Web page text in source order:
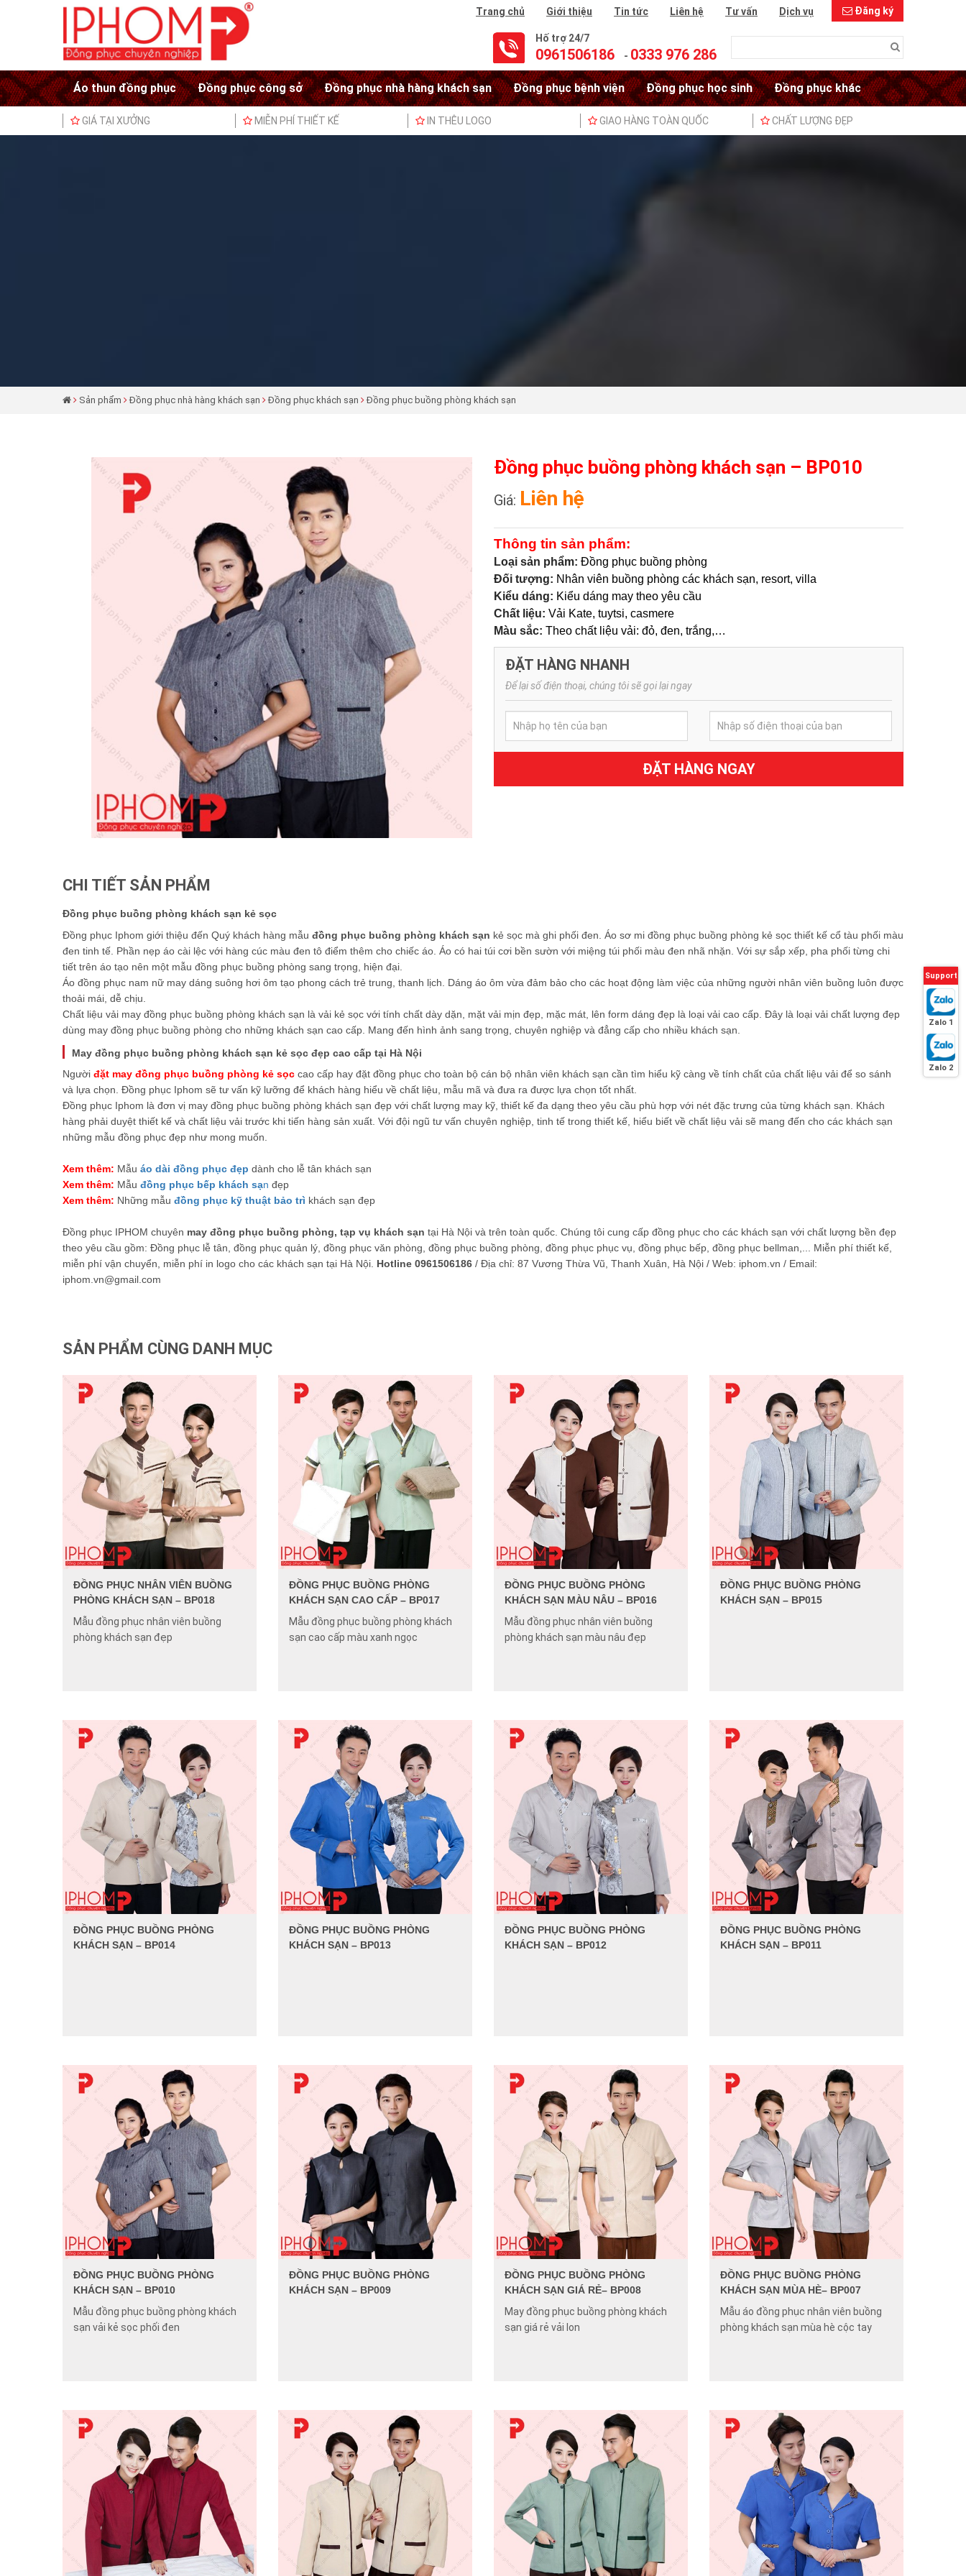
Đăng ký
Trang chủ Giới thiệu Tin tức Liên hệ Tư vấn Dịch vụ
Hố trợ 24/7
0961506186 - 0333 976 286
Áo thun đồng phục Đồng phục công sở Đồng phục nhà hàng khách sạn Đồng phục bệnh viện Đồng phục học sinh Đồng phục khác
GIÁ TẠI XƯỞNG MIỄN PHÍ THIẾT KẾ IN THÊU LOGO GIAO HÀNG TOÀN QUỐC CHẤT LƯỢNG ĐẸP
Sản phẩm Đồng phục nhà hàng khách sạn Đồng phục khách sạn Đồng phục buồng phòng khách sạn
Đồng phục buồng phòng khách sạn – BP010
Giá: Liên hệ
Thông tin sản phẩm:
Loại sản phẩm: Đồng phục buồng phòng
Đối tượng: Nhân viên buồng phòng các khách sạn, resort, villa
Kiểu dáng: Kiểu dáng may theo yêu cầu
Chất liệu: Vải Kate, tuytsi, casmere
Màu sắc: Theo chất liệu vải: đỏ, đen, trắng,…
ĐẶT HÀNG NHANH
Để lại số điện thoại, chúng tôi sẽ gọi lại ngay
ĐẶT HÀNG NGAY
CHI TIẾT SẢN PHẨM
Đồng phục buồng phòng khách sạn kẻ sọc
Đồng phục Iphom giới thiệu đến Quý khách hàng mẫu đồng phục buồng phòng khách sạn kẻ sọc mà ghi phối đen. Áo sơ mi đồng phục buồng phòng kẻ sọc thiết kế cổ tàu phối màu
đen tinh tế. Phần nẹp áo cài lệc với hàng cúc màu đen tô điểm thêm cho chiếc áo. Áo có hai túi cơi bền sườn với miệng túi phối màu đen nhã nhặn. Với sự sắp xếp, pha phối từng chi
tiết trên áo tạo nên một mẫu đồng phục buồng phòng sang trọng, hiện đại.
Áo đồng phục nam nữ may dáng suông hơi ôm tạo phong cách trẻ trung, thanh lịch. Dáng áo ôm vừa đảm bảo cho các hoạt động làm việc của những người nhân viên buồng luôn được
thoải mái, dễ chịu.
Chất liệu vải may đồng phục buồng phòng khách sạn là vải kẻ sọc với tính chất dày dặn, mặt vải mịn đẹp, mặc mát, lên form dáng đẹp là loại vải cao cấp. Đây là loại vải chất lượng đẹp
dùng may đồng phục buồng phòng cho những khách sạn cao cấp. Mang đến hình ảnh sang trọng, chuyên nghiệp và đẳng cấp cho nhiều khách sạn.
May đồng phục buồng phòng khách sạn kẻ sọc đẹp cao cấp tại Hà Nội
Người đặt may đồng phục buồng phòng kẻ sọc cao cấp hay đặt đồng phục cho toàn bộ cán bộ nhân viên khách sạn cần tìm hiểu kỹ càng về tính chất của chất liệu vải để so sánh
và lựa chọn. Đồng phục Iphom sẽ tư vấn kỹ lưỡng để khách hàng hiểu về chất liệu, mẫu mã và đưa ra được lựa chọn tốt nhất.
Đồng phục Iphom là đơn vị may đồng phục buồng phòng khách sạn đẹp với chất lượng may kỹ, thiết kế đa dạng theo yêu cầu phù hợp với nét đặc trưng của từng khách sạn. Khách
hàng phải duyệt thiết kế và chất liệu vải trước khi tiến hàng sản xuất. Với đội ngũ tư vấn chuyên nghiệp, tinh tế trong thiết kế, hiểu biết về chất liệu vải sẽ mang đến cho các khách sạn
những mẫu đồng phục đẹp như mong muốn.
Xem thêm: Mẫu áo dài đồng phục đẹp dành cho lễ tân khách sạn
Xem thêm: Mẫu đồng phục bếp khách sạn đẹp
Xem thêm: Những mẫu đồng phục kỹ thuật bảo trì khách sạn đẹp
Đồng phục IPHOM chuyên may đồng phục buồng phòng, tạp vụ khách sạn tại Hà Nội và trên toàn quốc. Chúng tôi cung cấp đồng phục cho các khách sạn với chất lượng bền đẹp
theo yêu cầu gồm: Đồng phục lễ tân, đồng phục quản lý, đồng phục văn phòng, đồng phục buồng phòng, đồng phục phục vụ, đồng phục bếp, đồng phục bellman,... Miễn phí thiết kế,
miễn phí vận chuyển, miễn phí in logo cho các khách sạn tại Hà Nội. Hotline 0961506186 / Địa chỉ: 87 Vương Thừa Vũ, Thanh Xuân, Hà Nội / Web: iphom.vn / Email:
iphom.vn@gmail.com
SẢN PHẨM CÙNG DANH MỤC
ĐỒNG PHỤC NHÂN VIÊN BUỒNG
PHÒNG KHÁCH SẠN – BP018
Mẫu đồng phục nhân viên buồng
phòng khách sạn đẹp
ĐỒNG PHỤC BUỒNG PHÒNG
KHÁCH SẠN CAO CẤP – BP017
Mẫu đồng phục buồng phòng khách
sạn cao cấp màu xanh ngọc
ĐỒNG PHỤC BUỒNG PHÒNG
KHÁCH SẠN MÀU NÂU – BP016
Mẫu đồng phục nhân viên buồng
phòng khách sạn màu nâu đẹp
ĐỒNG PHỤC BUỒNG PHÒNG
KHÁCH SẠN – BP015
ĐỒNG PHỤC BUỒNG PHÒNG
KHÁCH SẠN – BP014
ĐỒNG PHỤC BUỒNG PHÒNG
KHÁCH SẠN – BP013
ĐỒNG PHỤC BUỒNG PHÒNG
KHÁCH SẠN – BP012
ĐỒNG PHỤC BUỒNG PHÒNG
KHÁCH SẠN – BP011
ĐỒNG PHỤC BUỒNG PHÒNG
KHÁCH SẠN – BP010
Mẫu đồng phục buồng phòng khách
sạn vải kẻ sọc phối đen
ĐỒNG PHỤC BUỒNG PHÒNG
KHÁCH SẠN – BP009
ĐỒNG PHỤC BUỒNG PHÒNG
KHÁCH SẠN GIÁ RẺ– BP008
May đồng phục buồng phòng khách
sạn giá rẻ vải lon
ĐỒNG PHỤC BUỒNG PHÒNG
KHÁCH SẠN MÙA HÈ– BP007
Mẫu áo đồng phục nhân viên buồng
phòng khách sạn mùa hè cộc tay
Support
Zalo 1
Zalo 2